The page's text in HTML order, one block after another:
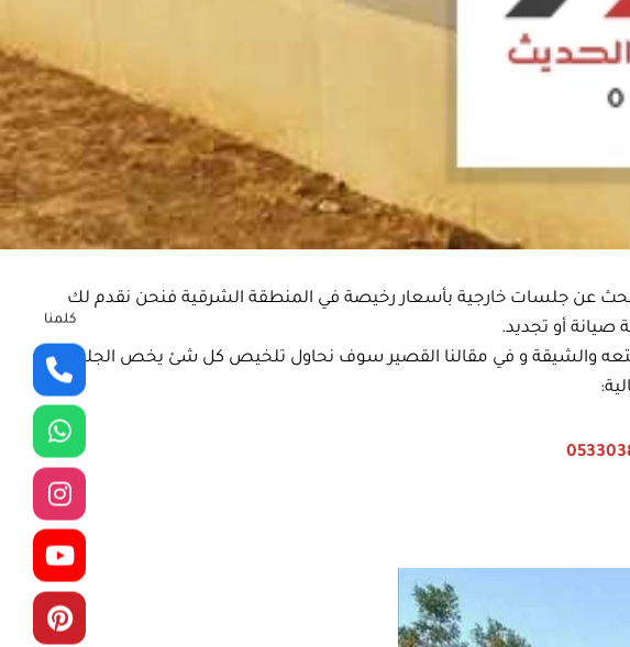
عن جلسات خارجية بأسعار رخيصة في المنطقة الشرقية فنحن نقدم لك
صيانة أو تجديد.
والشيقة و في مقالنا القصير سوف نحاول تلخيص كل شئ يخص الجلسات
كلمنا